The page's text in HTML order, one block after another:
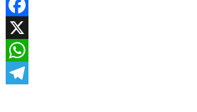
Facebook
X
WhatsApp